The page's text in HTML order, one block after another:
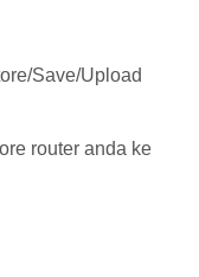
Save/Upload
router anda ke